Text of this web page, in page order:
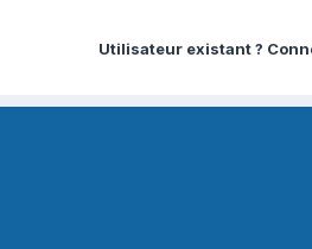
Utilisateur existant ?